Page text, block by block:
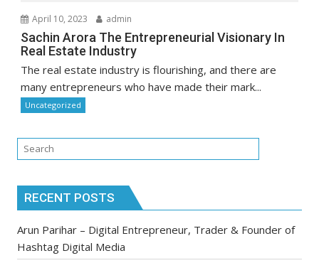
April 10, 2023 admin
Sachin Arora The Entrepreneurial Visionary In
Real Estate Industry
The real estate industry is flourishing, and there are
many entrepreneurs who have made their mark...
Uncategorized
RECENT POSTS
Arun Parihar – Digital Entrepreneur, Trader & Founder of
Hashtag Digital Media